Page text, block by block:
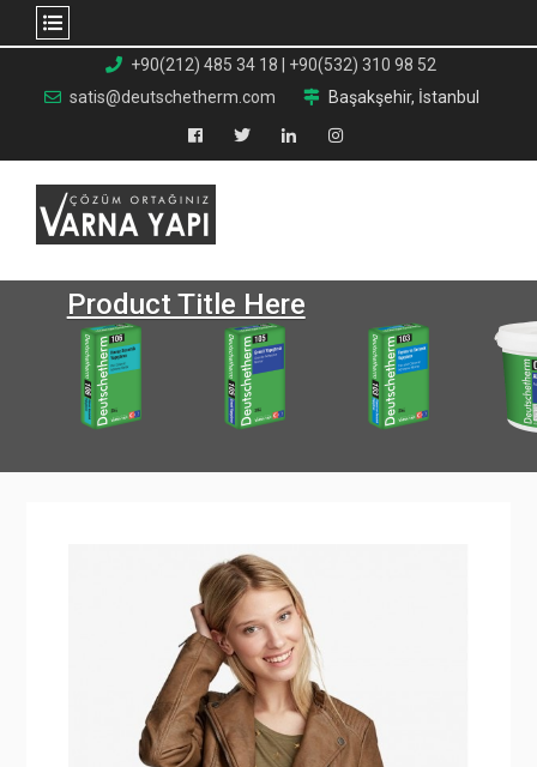
+90(212) 485 34 18 | +90(532) 310 98 52
satis@deutschetherm.com
Başakşehir, İstanbul
Facebook
TwitterLinkedinInstagram
Product Title Here